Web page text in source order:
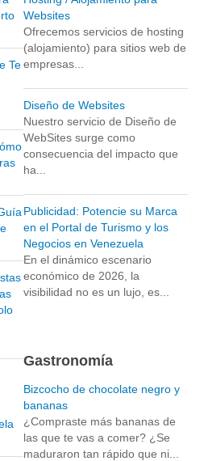
Tacarigua
de Coro
Paria
Te
Websites
Ofrecemos servicios de hosting
(alojamiento) para sitios web de
empresas...
Diseño de Websites
Nuestro servicio de Diseño de
WebSites surge como
consecuencia del impacto que
ha...
Publicidad: Potencie su Marca
en el Portal de Turismo y los
Negocios en Venezuela
En el dinámico escenario
económico de 2026, la
visibilidad no es un lujo, es...
Gastronomía
Bizcocho de chocolate negro y
bananas
¿Compraste más bananas de
las que te vas a comer? ¿Se
maduraron tan rápido que ni...